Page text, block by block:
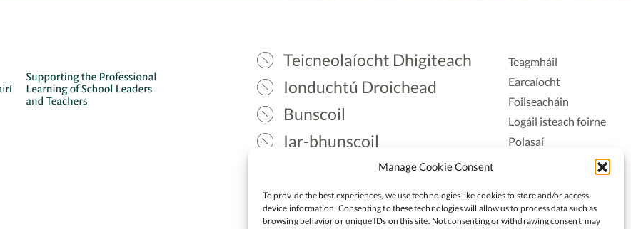
Manage Cookie Consent
To provide the best experiences, we use technologies like cookies to store and/or access
device information. Consenting to these technologies will allow us to process data such as
browsing behavior or unique IDs on this site. Not consenting or withdrawing consent, may
Teicneolaíocht Dhigiteach
Ionduchtú Droichead
Bunscoil
Iar-bhunscoil
Ceannaireacht
Teagmháil
Earcaíocht
Foilseacháin
Logáil isteach foirne
Polasaí
Rochtain